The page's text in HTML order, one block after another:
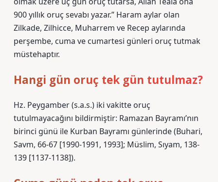
900 yıllık oruç sevabı yazar.” Haram aylar olan
Zilkade, Zilhicce, Muharrem ve Recep aylarında
perşembe, cuma ve cumartesi günleri oruç tutmak
müstehaptır.
Hangi gün oruç tek gün tutulmaz?
Hz. Peygamber (s.a.s.) iki vakitte oruç
tutulmayacağını bildirmiştir: Ramazan Bayramı’nın
birinci günü ile Kurban Bayramı günlerinde (Buhari,
Savm, 66-67 [1990-1991, 1993]; Müslim, Sıyam, 138-
139 [1137-1138]).